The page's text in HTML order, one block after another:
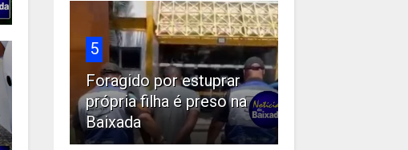
5
Foragido por estuprar
própria filha é preso na
Baixada